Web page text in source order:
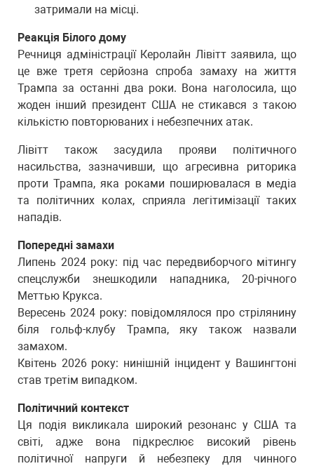
затримали на місці.
Реакція Білого дому
Речниця адміністрації Керолайн Лівітт заявила, що
це вже третя серйозна спроба замаху на життя
Трампа за останні два роки. Вона наголосила, що
жоден інший президент США не стикався з такою
кількістю повторюваних і небезпечних атак.
Лівітт також засудила прояви політичного
насильства, зазначивши, що агресивна риторика
проти Трампа, яка роками поширювалася в медіа
та політичних колах, сприяла легітимізації таких
нападів.
Попередні замахи
Липень 2024 року: під час передвиборчого мітингу
спецслужби знешкодили нападника, 20-річного
Меттью Крукса.
Вересень 2024 року: повідомлялося про стрілянину
біля гольф-клубу Трампа, яку також назвали
замахом.
Квітень 2026 року: нинішній інцидент у Вашингтоні
став третім випадком.
Політичний контекст
Ця подія викликала широкий резонанс у США та
світі, адже вона підкреслює високий рівень
політичної напруги й небезпеку для чинного